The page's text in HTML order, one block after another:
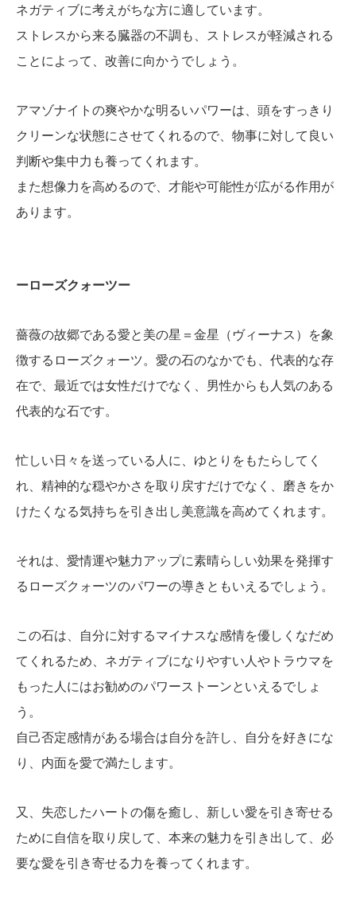
ネガティブに考えがちな方に適しています。
ストレスから来る臓器の不調も、ストレスが軽減される
ことによって、改善に向かうでしょう。
アマゾナイトの爽やかな明るいパワーは、頭をすっきり
クリーンな状態にさせてくれるので、物事に対して良い
判断や集中力も養ってくれます。
また想像力を高めるので、才能や可能性が広がる作用が
あります。
ーローズクォーツー
薔薇の故郷である愛と美の星＝金星（ヴィーナス）を象
徴するローズクォーツ。愛の石のなかでも、代表的な存
在で、最近では女性だけでなく、男性からも人気のある
代表的な石です。
忙しい日々を送っている人に、ゆとりをもたらしてく
れ、精神的な穏やかさを取り戻すだけでなく、磨きをか
けたくなる気持ちを引き出し美意識を高めてくれます。
それは、愛情運や魅力アップに素晴らしい効果を発揮す
るローズクォーツのパワーの導きともいえるでしょう。
この石は、自分に対するマイナスな感情を優しくなだめ
てくれるため、ネガティブになりやすい人やトラウマを
もった人にはお勧めのパワーストーンといえるでしょ
う。
自己否定感情がある場合は自分を許し、自分を好きにな
り、内面を愛で満たします。
又、失恋したハートの傷を癒し、新しい愛を引き寄せる
ために自信を取り戻して、本来の魅力を引き出して、必
要な愛を引き寄せる力を養ってくれます。